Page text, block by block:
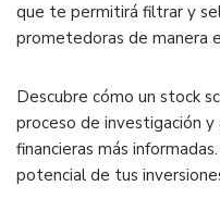
que te permitirá filtrar y
prometedoras de manera
Descubre cómo un stock
proceso de investigación
financieras más
potencial de tus